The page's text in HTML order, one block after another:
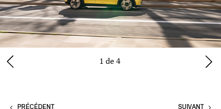
1 de 4
SUIVANT
PRÉCÉDENT